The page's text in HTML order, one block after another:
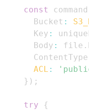
const command
Bucket :
Key :
Body : file .
ContentType
ACL :
} ) ;
try
{